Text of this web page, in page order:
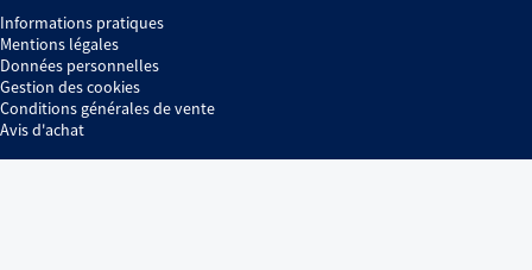
Informations pratiques
Mentions légales
Données personnelles
Gestion des cookies
Conditions générales de vente
Avis d'achat